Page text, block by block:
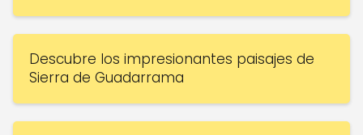
Descubre los impresionantes paisajes de
Sierra de Guadarrama